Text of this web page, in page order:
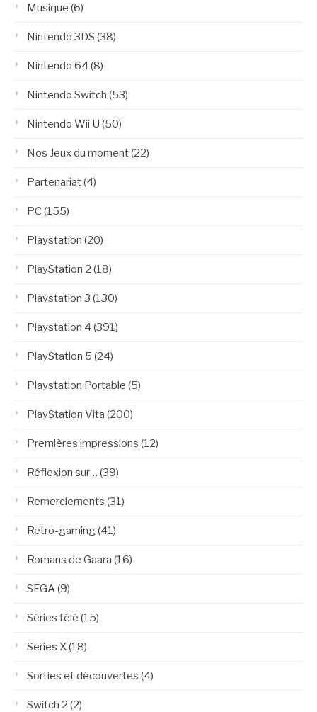
Musique (6)
Nintendo 3DS (38)
Nintendo 64 (8)
Nintendo Switch (53)
Nintendo Wii U (50)
Nos Jeux du moment(22)
Partenariat(4)
PC(155)
Playstation (20)
PlayStation 2 (18)
Playstation 3 (130)
Playstation 4 (391)
PlayStation 5 (24)
Playstation Portable (5)
PlayStation Vita (200)
Premières impressions (12)
Réflexion sur… (39)
Remerciements (31)
Retro-gaming(41)
Romans de Gaara (16)
SEGA(9)
Séries télé (15)
Series X(18)
Sorties et découvertes (4)
Switch 2 (2)